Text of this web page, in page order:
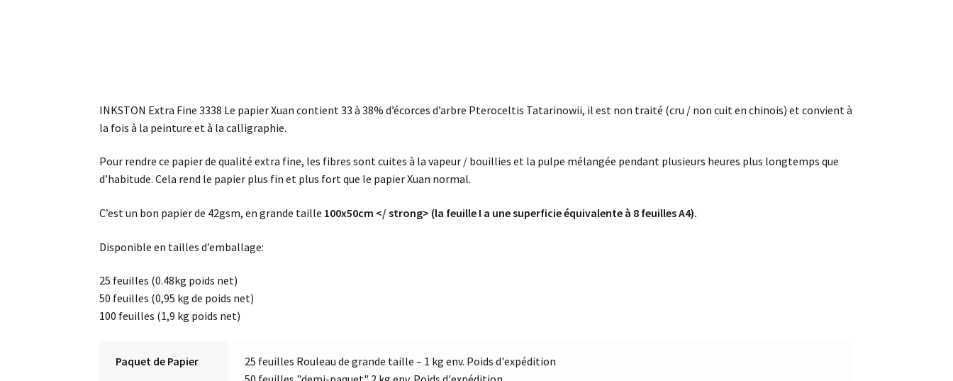
INKSTON Extra Fine 3338 Le papier Xuan contient 33 à 38% d’écorces d’arbre Pteroceltis Tatarinowii, il est non traité (cru / non cuit en chinois) et convient à
la fois à la peinture et à la calligraphie.
Pour rendre ce papier de qualité extra fine, les fibres sont cuites à la vapeur / bouillies et la pulpe mélangée pendant plusieurs heures plus longtemps que
d’habitude. Cela rend le papier plus fin et plus fort que le papier Xuan normal.
C’est un bon papier de 42gsm, en grande taille 100x50cm </ strong> (la feuille I a une superficie équivalente à 8 feuilles A4).
Disponible en tailles d’emballage:
25 feuilles (0.48kg poids net)
50 feuilles (0,95 kg de poids net)
100 feuilles (1,9 kg poids net)
Paquet de Papier
25 feuilles Rouleau de grande taille – 1 kg env. Poids d'expédition